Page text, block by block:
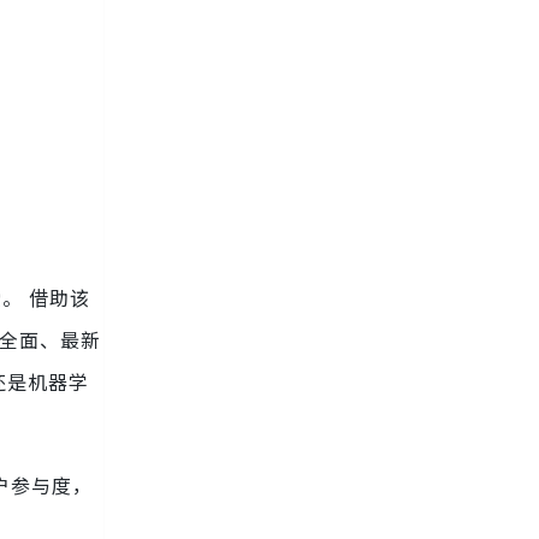
借助该
面、最新
机器学
与度，